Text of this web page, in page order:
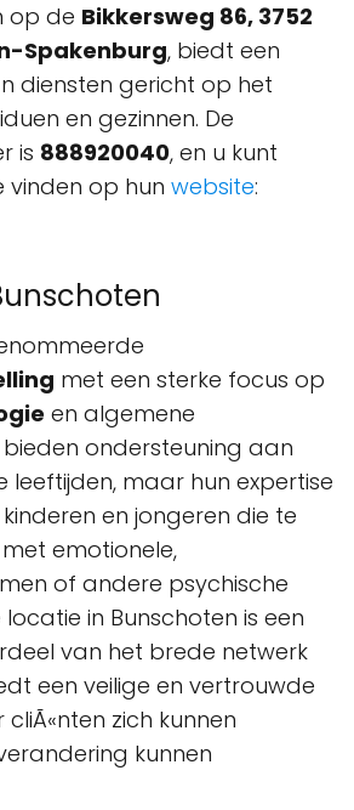
op de Bikkersweg 86, 3752
Spakenburg, biedt een
diensten gericht op het
en gezinnen. De
is 888920040, en u kunt
vinden op hun website:
met een sterke focus op
en algemene
bieden ondersteuning aan
leeftijden, maar hun expertise
en jongeren die te
emotionele,
of andere psychische
in Bunschoten is een
van het brede netwerk
een veilige en vertrouwde
zich kunnen
kunnen